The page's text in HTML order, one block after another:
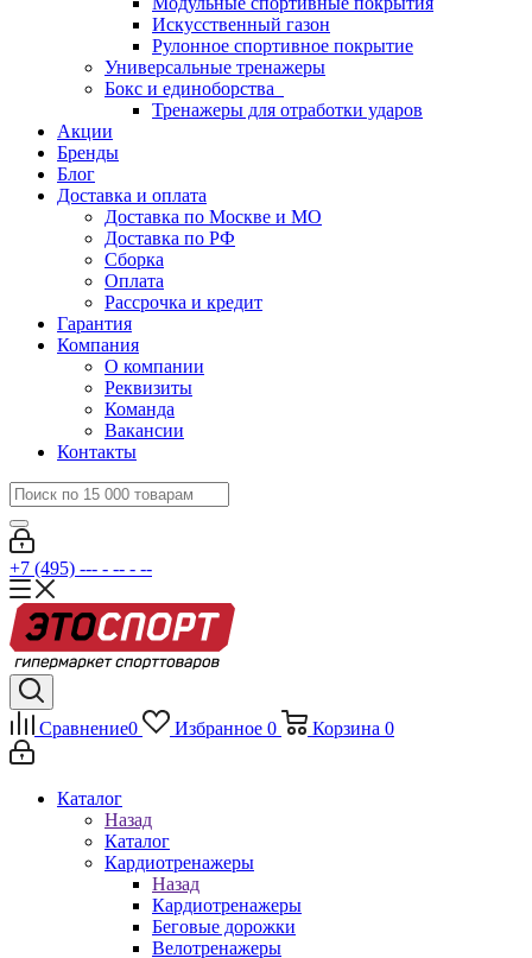
Искусственный газон
Рулонное спортивное покрытие
Универсальные тренажеры
Бокс и единоборства
Тренажеры для отработки ударов
Акции
Бренды
Блог
Доставка и оплата
Доставка по Москве и МО
Доставка по РФ
Сборка
Оплата
Рассрочка и кредит
Гарантия
Компания
О компании
Реквизиты
Команда
Вакансии
Контакты
+7 (495) --- - -- - --
Сравнение0 Избранное 0 Корзина 0
Каталог
Назад
Каталог
Кардиотренажеры
Назад
Кардиотренажеры
Беговые дорожки
Велотренажеры